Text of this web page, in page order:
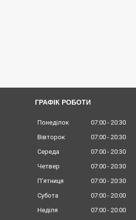
ГРАФІК РОБОТИ
Понеділок 07:00
20:30
Вівторок
07:00
20:30
Середа
07:00
20:30
Четвер
07:00
20:30
Пʼятниця
07:00
20:30
Субота
07:00
20:00
Неділя
07:00 20:00